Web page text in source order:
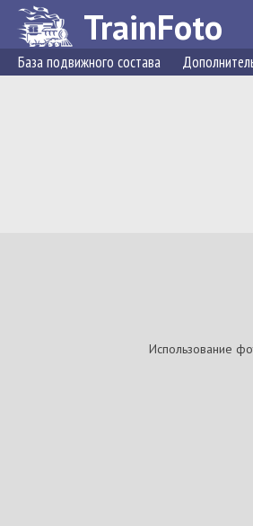
TrainFoto
База подвижного состава
Использование